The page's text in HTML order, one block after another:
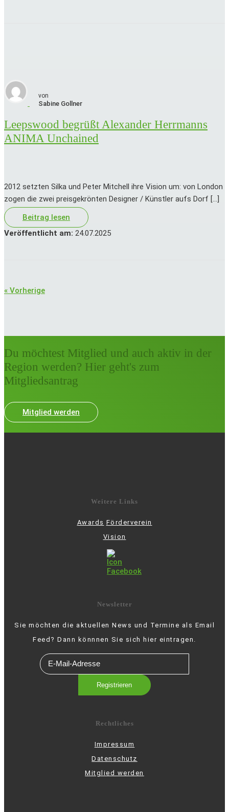
von
Sabine Gollner
Leepswood begrüßt Alexander Herrmanns
ANIMA Unchained
2012 setzten Silka und Peter Mitchell ihre Vision um: von London
zogen die zwei preisgekrönten Designer / Künstler aufs Dorf […]
Beitrag lesen
Veröffentlicht am: 24.07.2025
« Vorherige
Du möchtest Mitglied und auch aktiv in der
Region werden? Hier geht's zum
Mitgliedsantrag
Mitglied werden
Weitere Links
Awards Förderverein
Vision
Newsletter
Sie möchten die aktuellen News und Termine als Email
Feed? Dann könnnen Sie sich hier eintragen.
Rechtliches
Impressum
Datenschutz
Mitglied werden